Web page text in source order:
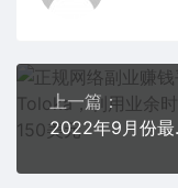
上一篇：
2022年9